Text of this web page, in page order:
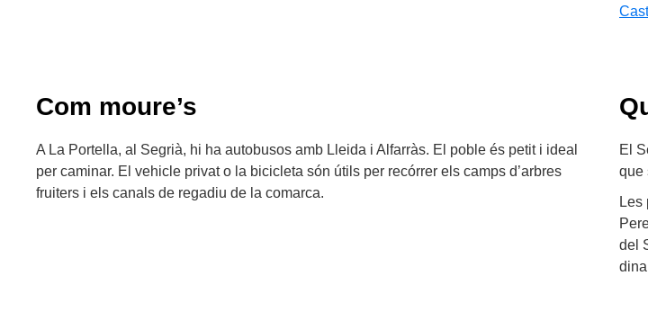
Com moure’s
A La Portella, al Segrià, hi ha autobusos amb Lleida i Alfarràs. El poble és petit i ideal
per caminar. El vehicle privat o la bicicleta són útils per recórrer els camps d’arbres
fruiters i els canals de regadiu de la comarca.
El
que
Les
del